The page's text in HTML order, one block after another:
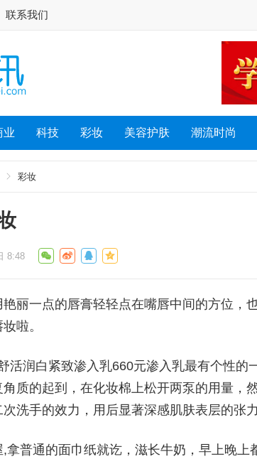
联系我们
业 科技 彩妆 美容护肤 潮流时尚
彩妆
8:48
丽一点的唇膏轻轻点在嘴唇中间的方位，
啦。
活润白紧致渗入乳660元渗入乳最有个性的
质的起到，在化妆棉上松开两泵的用量，
洗手的效力，用后显著深感肌肤表层的张力
拿普通的面巾纸就讫，滋长牛奶，早上晚